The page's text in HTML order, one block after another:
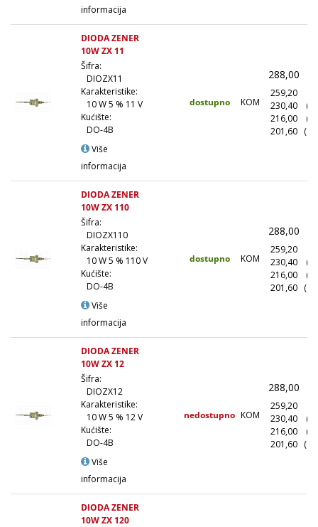
informacija
DIODA ZENER
10W ZX 11
Šifra:
DIOZX11
Karakteristike:
10 W 5 % 11 V
Kućište:
DO-4B
Više
informacija
dostupno KOM
288,00
259,20
230,40
216,00
201,60
DIODA ZENER
10W ZX 110
Šifra:
DIOZX110
Karakteristike:
10 W 5 % 110 V
Kućište:
DO-4B
Više
informacija
dostupno KOM
288,00
259,20
230,40
216,00
201,60
DIODA ZENER
10W ZX 12
Šifra:
DIOZX12
Karakteristike:
10 W 5 % 12 V
Kućište:
DO-4B
Više
informacija
nedostupno KOM
288,00
259,20
230,40
216,00
201,60
DIODA ZENER
10W ZX 120